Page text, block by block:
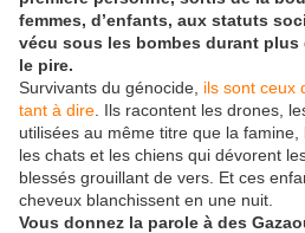
femmes, d’enfants, aux statuts
vécu sous les bombes durant
le pire.
Survivants du génocide, ils sont ceux
tant à dire . Ils racontent les drones,
utilisées au même titre que la famine,
les chats et les chiens qui dévorent
blessés grouillant de vers. Et ces
cheveux blanchissent en une nuit.
Vous donnez la parole à des